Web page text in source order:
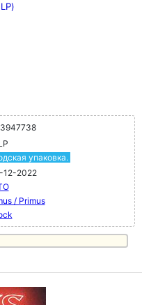
упаковка.
12-2022
/ Primus